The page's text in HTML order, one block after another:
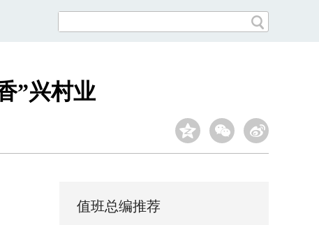
”兴村业
值班总编推荐